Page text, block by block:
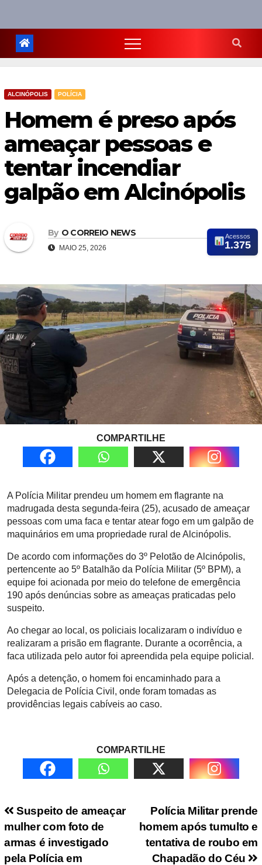
ALCINÓPOLIS POLÍCIA
Homem é preso após
ameaçar pessoas e
tentar incendiar
galpão em Alcinópolis
By O CORREIO NEWS
MAIO 25, 2026
Acessos
1.375
COMPARTILHE
A Polícia Militar prendeu um homem em flagrante na
madrugada desta segunda-feira (25), acusado de ameaçar
pessoas com uma faca e tentar atear fogo em um galpão de
maquinários em uma propriedade rural de Alcinópolis.
De acordo com informações do 3º Pelotão de Alcinópolis,
pertencente ao 5º Batalhão da Polícia Militar (5º BPM), a
equipe foi acionada por meio do telefone de emergência
190 após denúncias sobre as ameaças praticadas pelo
suspeito.
Ao chegar ao local, os policiais localizaram o indivíduo e
realizaram a prisão em flagrante. Durante a ocorrência, a
faca utilizada pelo autor foi apreendida pela equipe policial.
Após a detenção, o homem foi encaminhado para a
Delegacia de Polícia Civil, onde foram tomadas as
providências legais cabíveis ao caso.
COMPARTILHE
Navegação de PostPolícia Militar prende
homem após tumulto e
tentativa de roubo em
Chapadão do Céu
Suspeito de ameaçar
mulher com foto de
armas é investigado
pela Polícia em